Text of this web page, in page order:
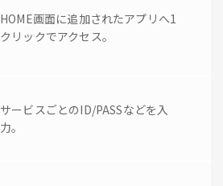
HOME画面に追加されたアプリへ1
クリックでアクセス。
サービスごとのID/PASSなどを入
力。